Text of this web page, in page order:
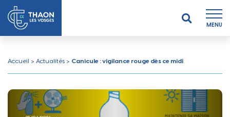
MENU
Accueil > Actualités > Canicule : vigilance rouge dès ce midi